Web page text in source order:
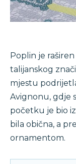
Poplin je
talijanskog
mjestu
Avignonu, gdje
početku je bio
bila obična, a
ornamentom.